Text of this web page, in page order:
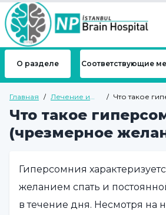
О разделе Соответствующие
Главная / Лечение и
/ Что такое
Что такое
(чрезмерное
Гиперсомния
желанием спать и
в течение дня. Несмотря на